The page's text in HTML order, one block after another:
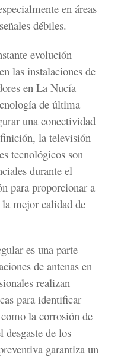
en áreas
débiles.
evolución
las instalaciones de
en La Nucía
de última
una conectividad
la televisión
tecnológicos son
durante el
para proporcionar a
mejor calidad de
es una parte
de antenas en
realizan
para identificar
la corrosión de
desgaste de los
garantiza un